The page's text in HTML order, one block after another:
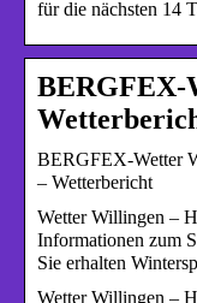
für die nächsten 14
BERGFEX-
BERGFEX-Wetter
– Wetterbericht
Wetter Willingen –
Informationen zum
Sie erhalten
Wetter Willingen –